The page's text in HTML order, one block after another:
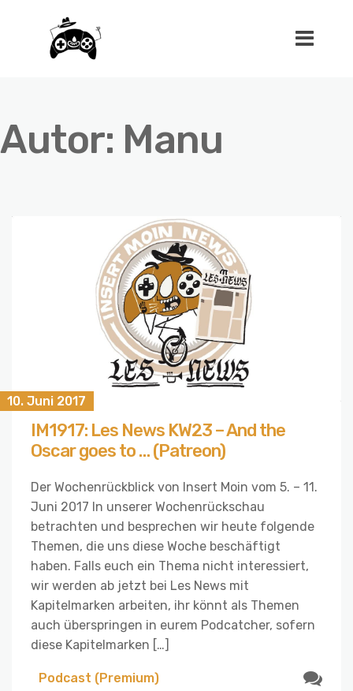
Autor: Manu
10. Juni 2017
IM1917: Les News KW23 – And the
Oscar goes to … (Patreon)
Der Wochenrückblick von Insert Moin vom 5. – 11.
Juni 2017 In unserer Wochenrückschau
betrachten und besprechen wir heute folgende
Themen, die uns diese Woche beschäftigt
haben. Falls euch ein Thema nicht interessiert,
wir werden ab jetzt bei Les News mit
Kapitelmarken arbeiten, ihr könnt als Themen
auch überspringen in eurem Podcatcher, sofern
diese Kapitelmarken […]
Podcast (Premium)